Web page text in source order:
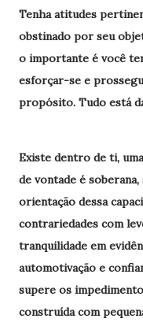
Tenha atitudes
obstinado por seu
o importante é você
esforçar-se e
propósito. Tudo está
Existe dentro de ti,
de vontade é
orientação dessa
contrariedades com
tranquilidade em
automotivação e
supere os
construída com